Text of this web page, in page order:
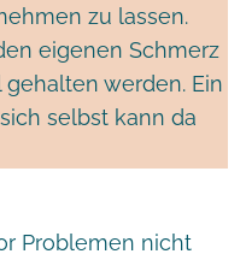
zu lassen.
eigenen Schmerz
werden. Ein
selbst kann da
Problemen nicht